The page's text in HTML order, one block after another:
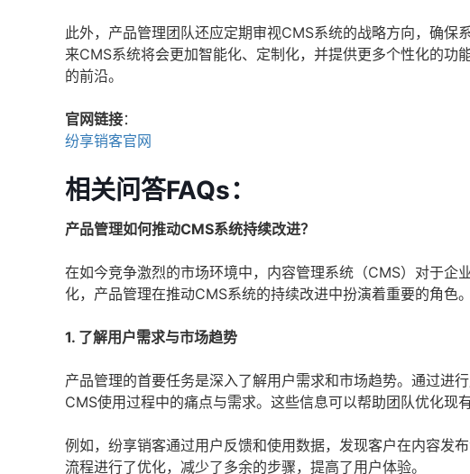
此外，产品管理团队还应定期审视CMS系统的战略方向，确
来CMS系统将会更加智能化、定制化，并提供更多个性化的
的前沿。
官网链接：
纷享销客官网
相关问答FAQs：
产品管理如何推动CMS系统持续改进？
在如今竞争激烈的市场环境中，内容管理系统（CMS）对于
化，产品管理在推动CMS系统的持续改进中扮演着重要的角色
1. 了解用户需求与市场趋势
产品管理的首要任务是深入了解用户需求和市场趋势。通过进
CMS使用过程中的痛点与需求。这些信息可以帮助团队优化现
例如，纷享销客通过用户反馈和使用数据，发现客户在内容发
流程进行了优化，减少了多余的步骤，提高了用户体验。